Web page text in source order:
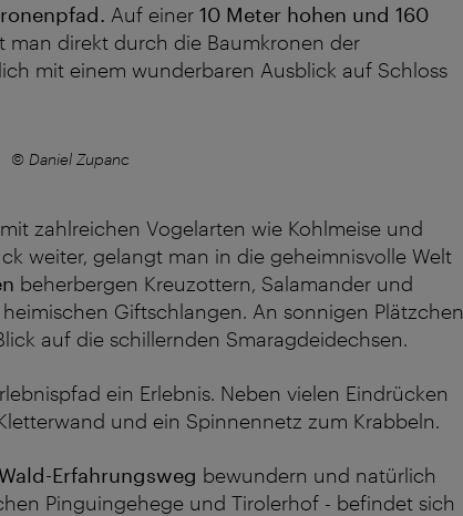
Auf einer 10 Meter hohen und 160
man direkt durch die Baumkronen der
mit einem wunderbaren Ausblick auf Schloss
© Daniel Zupanc
zahlreichen Vogelarten wie Kohlmeise und
weiter, gelangt man in die geheimnisvolle Welt
beherbergen Kreuzottern, Salamander und
Giftschlangen. An sonnigen Plätzchen
auf die schillernden Smaragdeidechsen.
ein Erlebnis. Neben vielen Eindrücken
und ein Spinnennetz zum Krabbeln.
Wald-Erfahrungsweg bewundern und natürlich
Pinguingehege und Tirolerhof - befindet sich